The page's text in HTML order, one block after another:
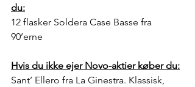
du:
12 flasker Soldera Case Basse fra
90’erne
Hvis du ikke ejer Novo-aktier køber du:
Sant’ Ellero fra La Ginestra. Klassisk,